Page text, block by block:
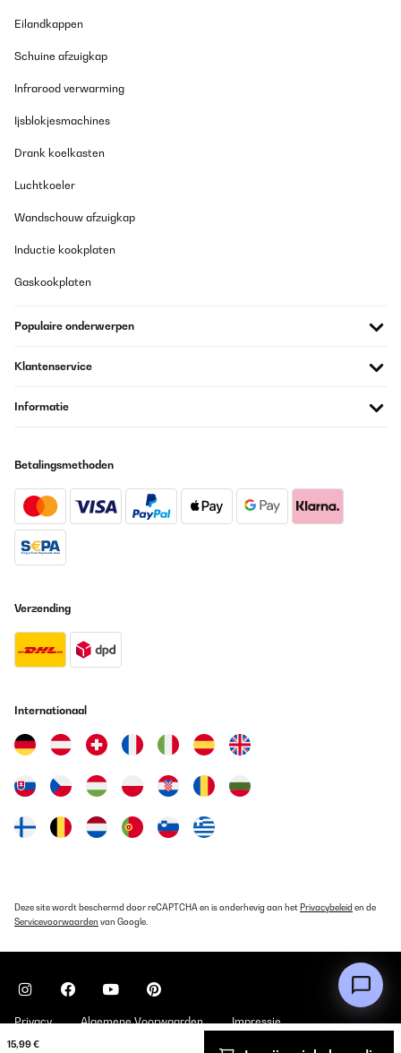
15,99 €
Eilandkappen
Schuine afzuigkap
Infrarood verwarming
Ijsblokjesmachines
Drank koelkasten
Luchtkoeler
Wandschouw afzuigkap
Inductie kookplaten
Gaskookplaten
Populaire onderwerpen
Klantenservice
Informatie
Betalingsmethoden
Verzending
Internationaal
Deze site wordt beschermd door reCAPTCHA en is onderhevig aan het Privacybeleid en de
Servicevoorwaarden van Google.
Privacy Algemene Voorwaarden Impressie